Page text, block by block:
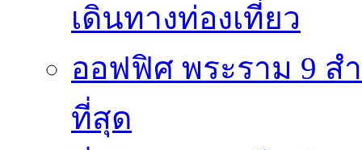
เดินทางท่องเที่ยว
ออฟฟิศ พระราม 9 ส
ที่สุด